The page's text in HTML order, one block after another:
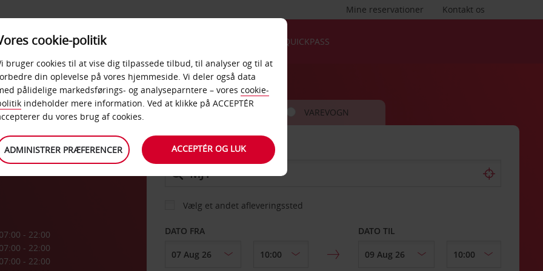
Kontakt os
Mine reservationer
PRODUKTER &
KONTORER
QUICKPASS
07:00 - 22:00
07:00 - 22:00
07:00 - 22:00
BIL VAREVOGN
AFHENT FRA
Vælg et andet afleveringssted
DATO FRA DATO TIL
cookie-politik
bruger cookies til at vise dig tilpassede tilbud, til analyser og til at
din oplevelse på vores hjemmeside. Vi deler også data
pålidelige markedsførings- og analyseparntere – vores cookie-
indeholder mere information. Ved at klikke på ACCEPTÉR
du vores brug af cookies.
ADMINISTRER PRÆFERENCER ACCEPTÉR OG LUK